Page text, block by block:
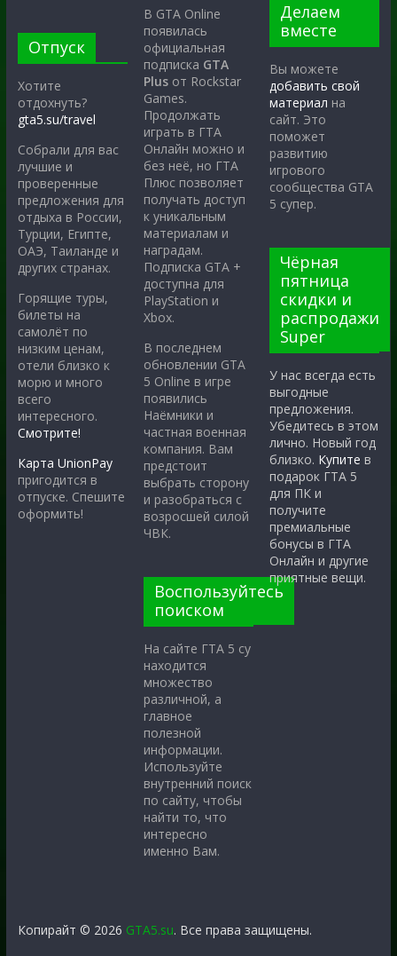
Отпуск
Хотите
отдохнуть?
gta5.su/travel
Собрали для вас
лучшие и
проверенные
предложения для
отдыха в России,
Турции, Египте,
ОАЭ, Таиланде и
других странах.
Горящие туры,
билеты на
самолёт по
низким ценам,
отели близко к
морю и много
всего
интересного.
Смотрите!
Карта UnionPay
пригодится в
отпуске. Спешите
оформить!
В GTA Online
появилась
официальная
подписка GTA
Plus от Rockstar
Games.
Продолжать
играть в ГТА
Онлайн можно и
без неё, но ГТА
Плюс позволяет
получать доступ
к уникальным
материалам и
наградам.
Подписка GTA +
доступна для
PlayStation и
Xbox.
В последнем
обновлении GTA
5 Online в игре
появились
Наёмники и
частная военная
компания. Вам
предстоит
выбрать сторону
и разобраться с
возросшей силой
ЧВК.
Воспользуйтесь
поиском
На сайте ГТА 5 су
находится
множество
различной, а
главное
полезной
информации.
Используйте
внутренний поиск
по сайту, чтобы
найти то, что
интересно
именно Вам.
Делаем
вместе
Вы можете
добавить свой
материал на
сайт. Это
поможет
развитию
игрового
сообщества GTA
5 супер.
Чёрная
пятница
скидки и
распродажи
Super
У нас всегда есть
выгодные
предложения.
Убедитесь в этом
лично. Новый год
близко. Купите в
подарок ГТА 5
для ПК и
получите
премиальные
бонусы в ГТА
Онлайн и другие
приятные вещи.
Копирайт © 2026 GTA5.su. Все права защищены.